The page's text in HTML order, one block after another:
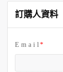
訂購人資料
E m a i l